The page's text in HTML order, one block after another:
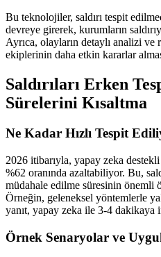
Bu teknolojiler, saldırı tespit
devreye girerek, kurumların
Ayrıca, olayların detaylı analizi ve
ekiplerinin daha etkin kararlar
Saldırıları Erken
Sürelerini Kısaltma
Ne Kadar Hızlı Tespit
2026 itibarıyla, yapay zeka
%62 oranında azaltabiliyor. Bu,
müdahale edilme süresinin önemli
Örneğin, geleneksel yöntemlerle
yanıt, yapay zeka ile 3-4 dakikaya
Örnek Senaryolar ve